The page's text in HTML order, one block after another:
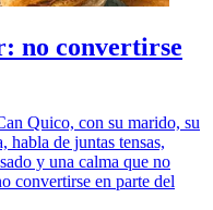
no convertirse
Quico, con su marido, su
habla de juntas tensas,
y una calma que no
convertirse en parte del